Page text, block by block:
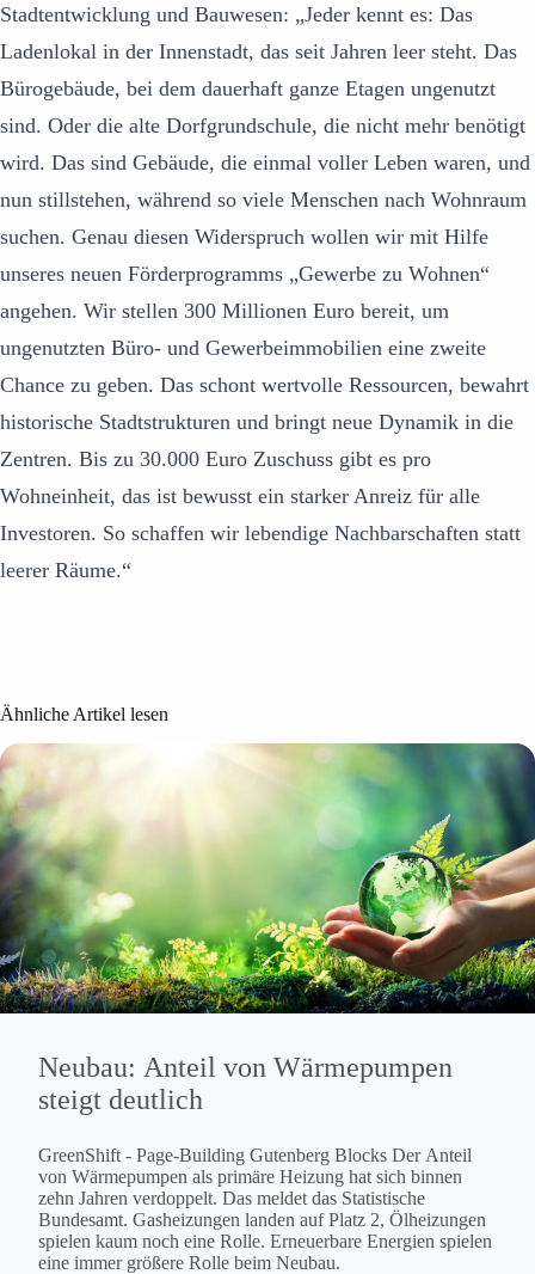
Stadtentwicklung und Bauwesen: „Jeder kennt es: Das
Ladenlokal in der Innenstadt, das seit Jahren leer steht. Das
Bürogebäude, bei dem dauerhaft ganze Etagen ungenutzt
sind. Oder die alte Dorfgrundschule, die nicht mehr benötigt
wird. Das sind Gebäude, die einmal voller Leben waren, und
nun stillstehen, während so viele Menschen nach Wohnraum
suchen. Genau diesen Widerspruch wollen wir mit Hilfe
unseres neuen Förderprogramms „Gewerbe zu Wohnen“
angehen. Wir stellen 300 Millionen Euro bereit, um
ungenutzten Büro- und Gewerbeimmobilien eine zweite
Chance zu geben. Das schont wertvolle Ressourcen, bewahrt
historische Stadtstrukturen und bringt neue Dynamik in die
Zentren. Bis zu 30.000 Euro Zuschuss gibt es pro
Wohneinheit, das ist bewusst ein starker Anreiz für alle
Investoren. So schaffen wir lebendige Nachbarschaften statt
leerer Räume.“
Ähnliche Artikel lesen
Neubau: Anteil von Wärmepumpen
steigt deutlich
GreenShift - Page-Building Gutenberg Blocks Der Anteil
von Wärmepumpen als primäre Heizung hat sich binnen
zehn Jahren verdoppelt. Das meldet das Statistische
Bundesamt. Gasheizungen landen auf Platz 2, Ölheizungen
spielen kaum noch eine Rolle. Erneuerbare Energien spielen
eine immer größere Rolle beim Neubau.